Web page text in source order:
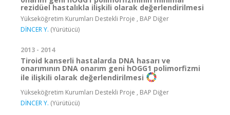
rezidüel hastalıkla ilişkili olarak değerlendirilmesi
Yükseköğretim Kurumları Destekli Proje , BAP Diğer
DİNCER Y. (Yürütücü)
2013 - 2014
Tiroid kanserli hastalarda DNA hasarı ve
onarımının DNA onarım geni hOGG1 polimorfizmi
ile ilişkili olarak değerlendirilmesi
Yükseköğretim Kurumları Destekli Proje , BAP Diğer
DİNCER Y. (Yürütücü)